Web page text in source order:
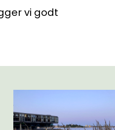
vi godt